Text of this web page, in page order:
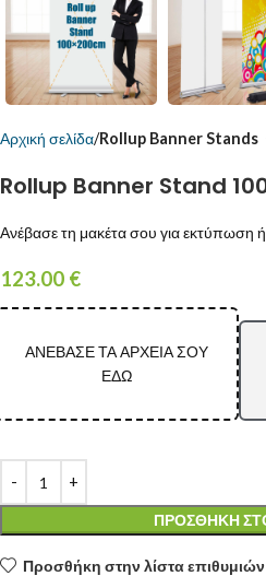
Αρχική σελίδα Rollup Banner Stands
Rollup Banner Stand
Ανέβασε τη μακέτα σου για εκτύπωση ή
123.00 €
ΑΝΕΒΑΣΕ ΤΑ ΑΡΧΕΙΑ ΣΟΥ
ΕΔΩ
ΠΡΟΣΘΉΚΗ
Προσθήκη στην λίστα επιθυμιών